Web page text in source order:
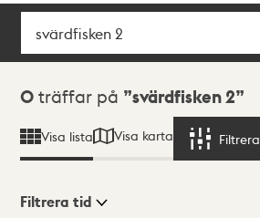
Sök
Sökresultat
0 träffar på svärdfisken 2
Visa lista Visa karta Filtrera
Filtrera tid